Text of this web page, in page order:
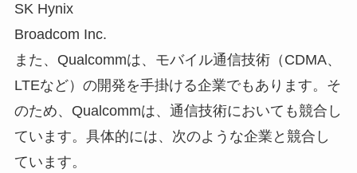
SK Hynix
Broadcom Inc.
また、Qualcommは、モバイル通信技術（CDMA、
LTEなど）の開発を手掛ける企業でもあります。そ
のため、Qualcommは、通信技術においても競合し
ています。具体的には、次のような企業と競合し
ています。